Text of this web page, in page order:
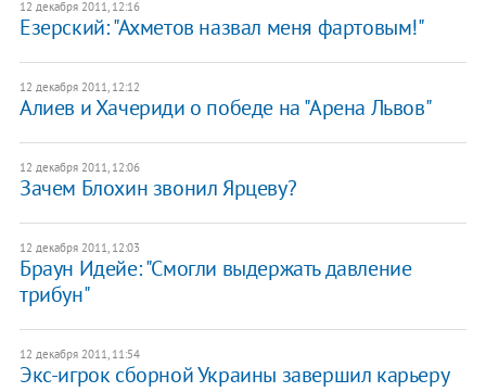
12 декабря 2011, 12:16
Езерский: "Ахметов назвал меня фартовым!"
12 декабря 2011, 12:12
Алиев и Хачериди о победе на "Арена Львов"
12 декабря 2011, 12:06
Зачем Блохин звонил Ярцеву?
12 декабря 2011, 12:03
Браун Идейе: "Смогли выдержать давление
трибун"
12 декабря 2011, 11:54
Экс-игрок сборной Украины завершил карьеру